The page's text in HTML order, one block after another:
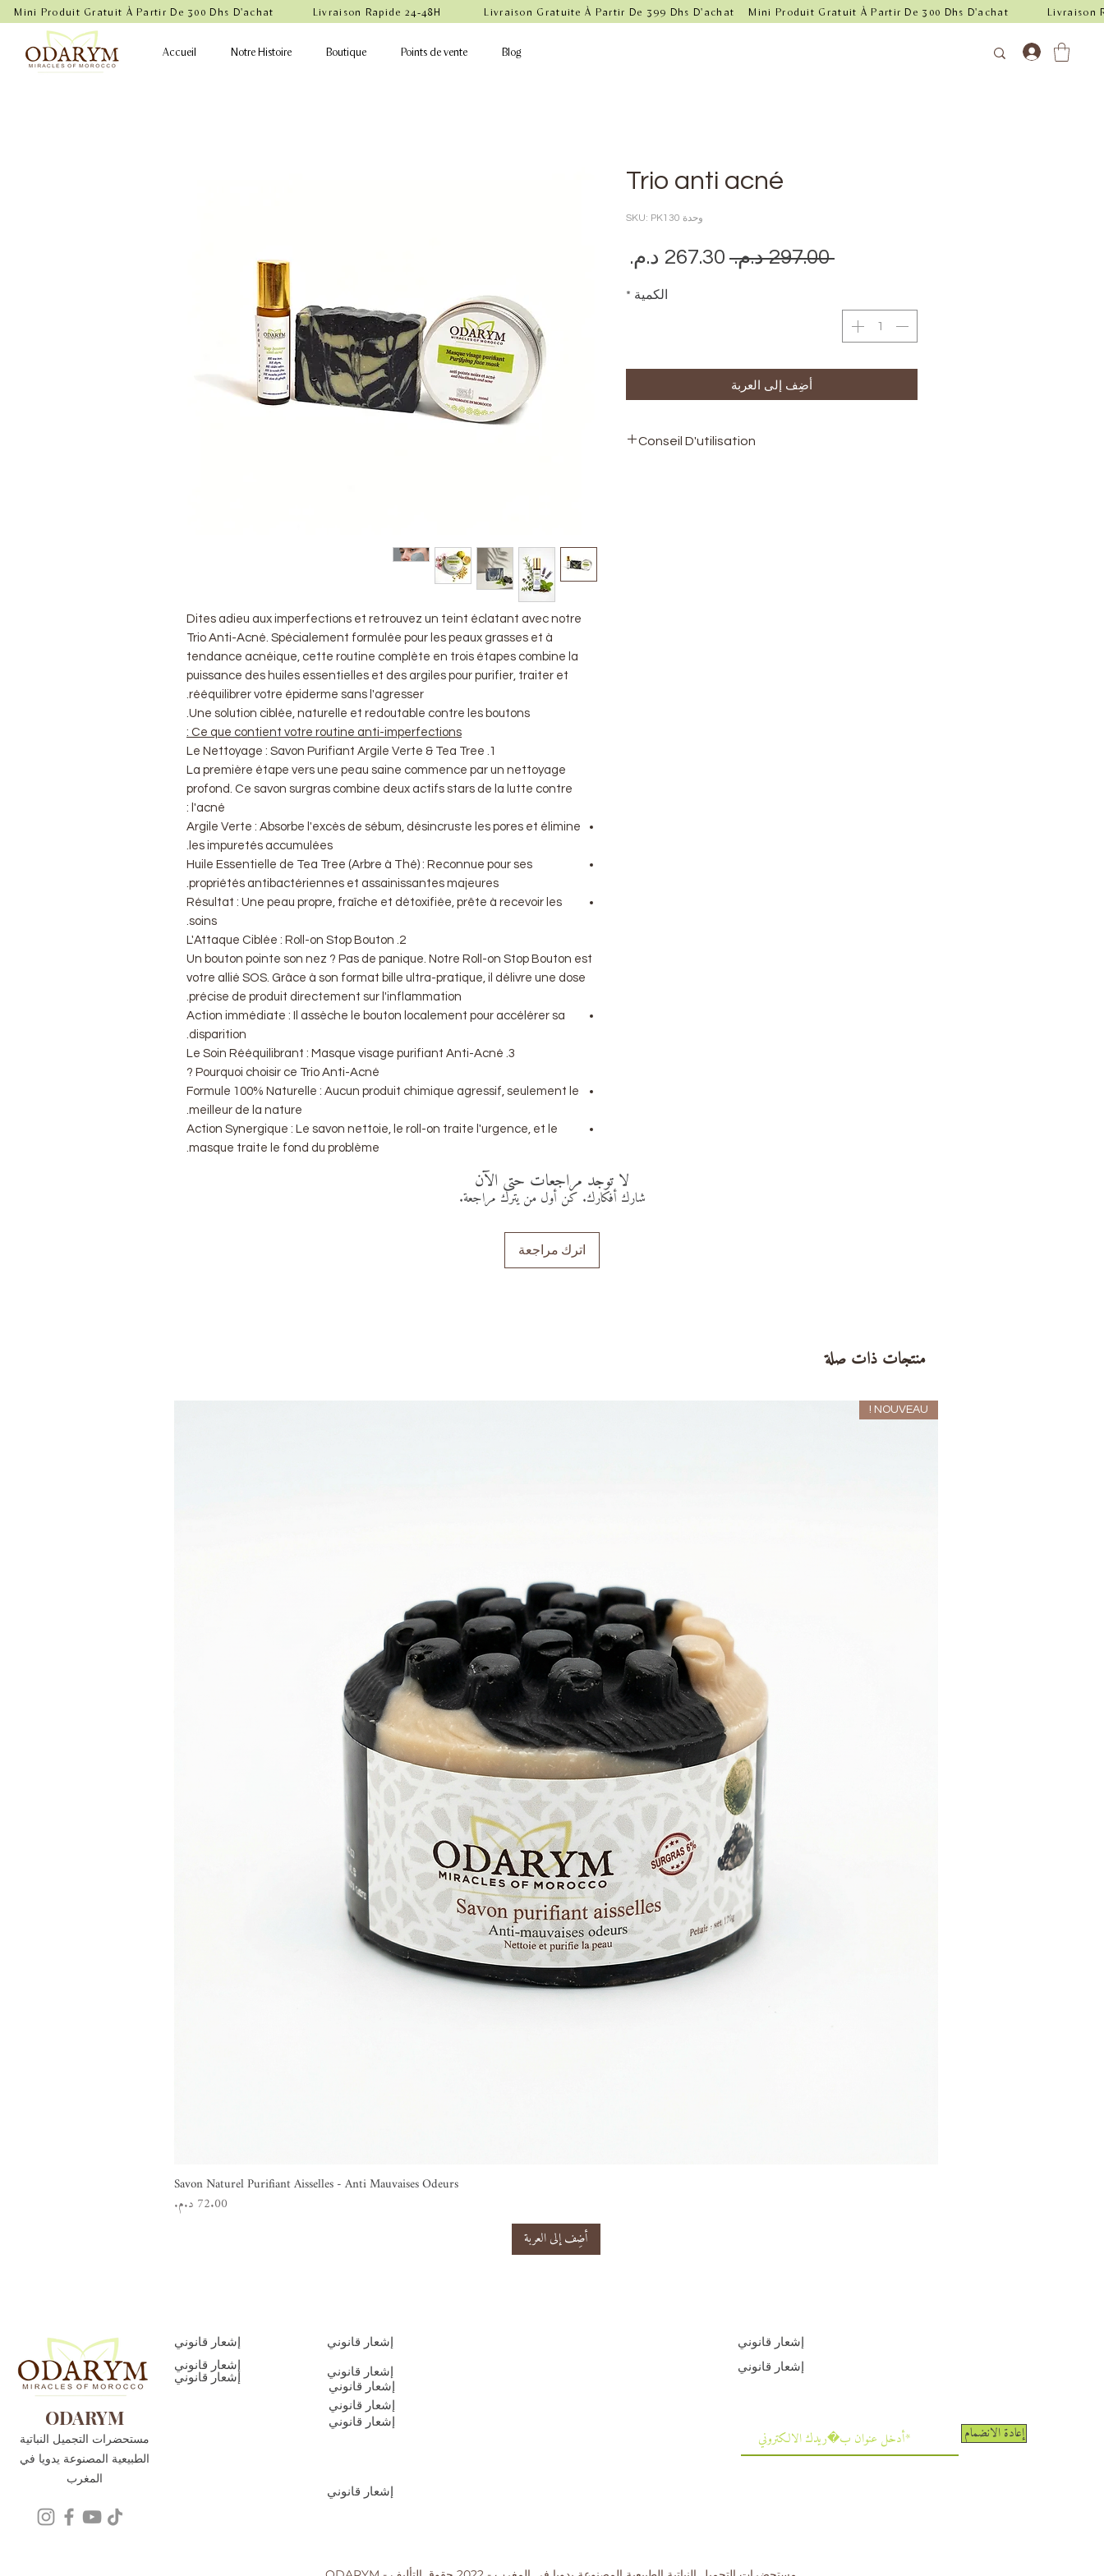
    Mini Produit Gratuit À Partir De 300 Dhs D'achat           Livraison Rapide 24-48H            Livraison Gratuite À Partir De 399 Dhs D'achat
Accueil Notre Histoire Boutique Points de vente Blog
Dites adieu aux imperfections et retrouvez un teint éclatant avec notre
Trio Anti-Acné. Spécialement formulée pour les peaux grasses et à
tendance acnéique, cette routine complète en trois étapes combine la
puissance des huiles essentielles et des argiles pour purifier, traiter et
rééquilibrer votre épiderme sans l'agresser.
Une solution ciblée, naturelle et redoutable contre les boutons.
Ce que contient votre routine anti-imperfections :
1. Le Nettoyage : Savon Purifiant Argile Verte & Tea Tree
La première étape vers une peau saine commence par un nettoyage
profond. Ce savon surgras combine deux actifs stars de la lutte contre
l'acné :
Argile Verte : Absorbe l'excès de sébum, désincruste les pores et élimine
les impuretés accumulées.
Huile Essentielle de Tea Tree (Arbre à Thé) : Reconnue pour ses
propriétés antibactériennes et assainissantes majeures.
Résultat : Une peau propre, fraîche et détoxifiée, prête à recevoir les
soins.
2. L'Attaque Ciblée : Roll-on Stop Bouton
Un bouton pointe son nez ? Pas de panique. Notre Roll-on Stop Bouton est
votre allié SOS. Grâce à son format bille ultra-pratique, il délivre une dose
précise de produit directement sur l'inflammation.
Action immédiate : Il assèche le bouton localement pour accélérer sa
disparition.
3. Le Soin Rééquilibrant : Masque visage purifiant Anti-Acné
Pourquoi choisir ce Trio Anti-Acné ?
Formule 100% Naturelle : Aucun produit chimique agressif, seulement le
meilleur de la nature.
Action Synergique : Le savon nettoie, le roll-on traite l'urgence, et le
masque traite le fond du problème.
Trio anti acné
وحدة SKU: PK130
‏297.00 د.م.‏
سعر
الكمية *
أضِف إلى العربة
Conseil D'utilisation
لا توجد مراجعات حتى الآن
شارك أفكارك. كن أول من يترك مراجعة.
اترك مراجعة
منتجات ذات صلة
NOUVEAU !
Savon Naturel Purifiant Aisselles - Anti Mauvaises Odeurs
السعر
أضِف إلى العربة
ODARYM
مستحضرات التجميل النباتية
الطبيعية المصنوعة يدويا في
المغرب
إشعار قانوني
إشعار قانوني
إشعار قانوني
إشعار قانوني
إشعار قانوني
إشعار قانوني
إشعار قانوني
إشعار قانوني
إشعار قانوني
إشعار قانوني
إشعار قانوني
إعادة الانضمام